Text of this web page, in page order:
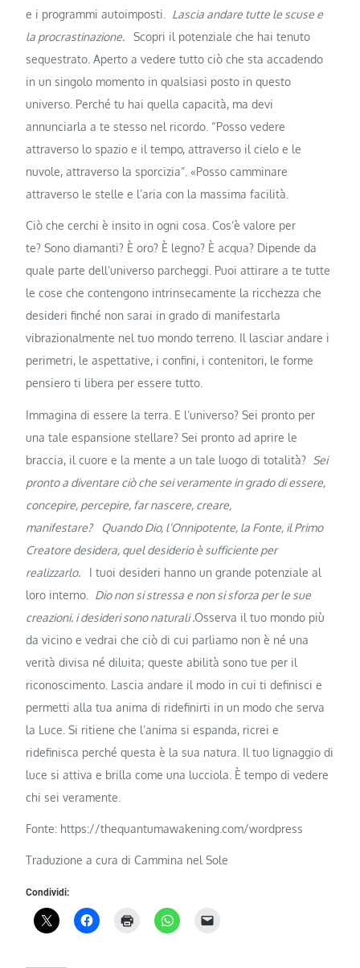
e i programmi autoimposti. Lascia andare tutte le scuse e
la procrastinazione.
Scopri il potenziale che hai tenuto
sequestrato. Aperto a vedere tutto ciò che sta accadendo
in un singolo momento in qualsiasi posto in questo
universo. Perché tu hai quella capacità, ma devi
annunciarla a te stesso nel ricordo. “Posso vedere
attraverso lo spazio e il tempo, attraverso il cielo e le
nuvole, attraverso la sporcizia”. «Posso camminare
attraverso le stelle e l’aria con la massima facilità.
Ciò che cerchi è insito in ogni cosa. Cos’è valore per
te? Sono diamanti? È oro? È legno? È acqua? Dipende da
quale parte dell’universo parcheggi. Puoi attirare a te tutte
le cose che contengono intrinsecamente la ricchezza che
desideri finché non sarai in grado di manifestarla
vibrazionalmente nel tuo mondo terreno. Il lasciar andare i
perimetri, le aspettative, i confini, i contenitori, le forme
pensiero ti libera per essere tutto.
Immagina di essere la terra. E l’universo? Sei pronto per
una tale espansione stellare? Sei pronto ad aprire le
braccia, il cuore e la mente a un tale luogo di totalità? Sei
pronto a diventare ciò che sei veramente in grado di essere,
concepire, percepire, far nascere, creare,
manifestare? Quando Dio, l’Onnipotente, la Fonte, il Primo
Creatore desidera, quel desiderio è sufficiente per
realizzarlo.
I tuoi desideri hanno un grande potenziale al
loro interno. Dio non si stressa e non si sforza per le sue
creazioni. i desideri sono naturali .Osserva il tuo mondo più
da vicino e vedrai che ciò di cui parliamo non è né una
verità divisa né diluita; queste abilità sono tue per il
riconoscimento. Lascia andare il modo in cui ti definisci e
permetti alla tua anima di ridefinirti in un modo che serva
la Luce. Si ritiene che l’anima si espanda, ricrei e
ridefinisca perché questa è la sua natura. Il tuo lignaggio di
luce si attiva e brilla come una lucciola. È tempo di vedere
chi sei veramente.
Fonte: https://thequantumawakening.com/wordpress
Traduzione a cura di Cammina nel Sole
Condividi: